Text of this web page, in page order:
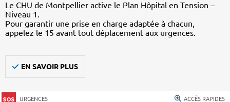
Le CHU de Montpellier active le Plan Hôpital en Tension –
Niveau 1.
Pour garantir une prise en charge adaptée à chacun,
appelez le 15 avant tout déplacement aux urgences.
EN SAVOIR PLUS
URGENCES ACCÈS RAPIDES